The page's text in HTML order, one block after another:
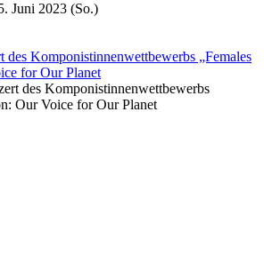
Juni 2023 (So.)
des Komponistinnenwettbewerbs „Females
for Our Planet